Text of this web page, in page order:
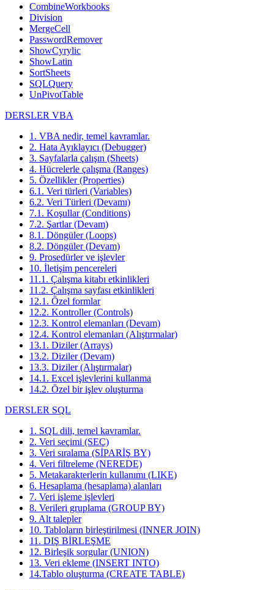
CombineWorkbooks
Division
MergeCell
PasswordRemover
ShowCyrylic
ShowLatin
SortSheets
SQLQuery
UnPivotTable
DERSLER VBA
1. VBA nedir, temel kavramlar.
2. Hata Ayıklayıcı (Debugger)
3. Sayfalarla çalışın (Sheets)
4. Hücrelerle çalışma (Ranges)
5. Özellikler (Properties)
6.1. Veri türleri (Variables)
6.2. Veri Türleri (Devamı)
7.1. Koşullar (Conditions)
7.2. Şartlar (Devam)
8.1. Döngüler (Loops)
8.2. Döngüler (Devam)
9. Prosedürler ve işlevler
10. İletişim pencereleri
11.1. Çalışma kitabı etkinlikleri
11.2. Çalışma sayfası etkinlikleri
12.1. Özel formlar
12.2. Kontroller (Controls)
12.3. Kontrol elemanları (Devam)
12.4. Kontrol elemanları (Alıştırmalar)
13.1. Diziler (Arrays)
13.2. Diziler (Devam)
13.3. Diziler (Alıştırmalar)
14.1. Excel işlevlerini kullanma
14.2. Özel bir işlev oluşturma
DERSLER SQL
1. SQL dili, temel kavramlar.
2. Veri seçimi (SEÇ)
3. Veri sıralama (SİPARİŞ BY)
4. Veri filtreleme (NEREDE)
5. Metakarakterlerin kullanımı (LIKE)
6. Hesaplama (hesaplama) alanları
7. Veri işleme işlevleri
8. Verileri gruplama (GROUP BY)
9. Alt talepler
10. Tabloların birleştirilmesi (INNER JOIN)
11. DIŞ BİRLEŞME
12. Birleşik sorgular (UNION)
13. Veri ekleme (INSERT INTO)
14.Tablo oluşturma (CREATE TABLE)